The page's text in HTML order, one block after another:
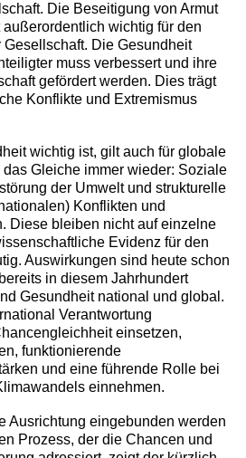
Die Beseitigung von Armut
wichtig für den
Die Gesundheit
muss verbessert und ihre
gefördert werden. Dies trägt
Konflikte und Extremismus
wichtig ist, gilt auch für globale
Gleiche immer wieder: Soziale
der Umwelt und strukturelle
Konflikten und
Diese bleiben nicht auf einzelne
Evidenz für den
Auswirkungen sind heute schon
in diesem Jahrhundert
Gesundheit national und global.
Verantwortung
einsetzen,
funktionierende
und eine führende Rolle bei
einnehmen.
Ausrichtung eingebunden werden
Prozess, der die Chancen und